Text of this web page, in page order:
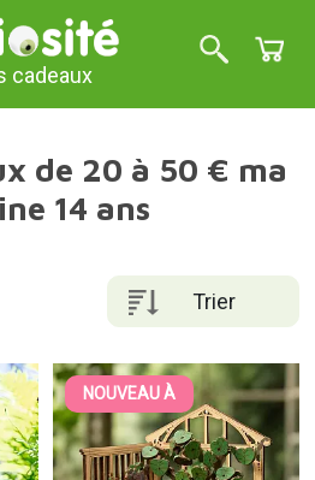
cadeaux
de 20 à 50 € ma
14 ans
Trier
NOUVEAU À